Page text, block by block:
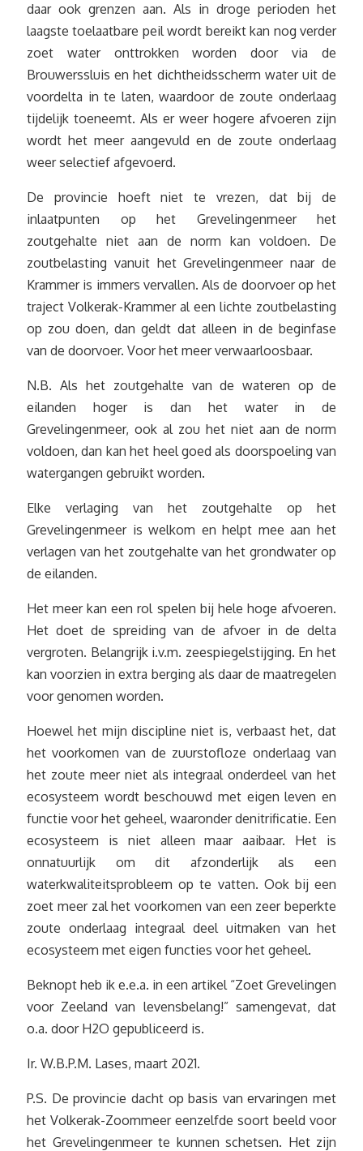
daar ook grenzen aan. Als in droge perioden het
laagste toelaatbare peil wordt bereikt kan nog verder
zoet water onttrokken worden door via de
Brouwerssluis en het dichtheidsscherm water uit de
voordelta in te laten, waardoor de zoute onderlaag
tijdelijk toeneemt. Als er weer hogere afvoeren zijn
wordt het meer aangevuld en de zoute onderlaag
weer selectief afgevoerd.
De provincie hoeft niet te vrezen, dat bij de
inlaatpunten op het Grevelingenmeer het
zoutgehalte niet aan de norm kan voldoen. De
zoutbelasting vanuit het Grevelingenmeer naar de
Krammer is immers vervallen. Als de doorvoer op het
traject Volkerak-Krammer al een lichte zoutbelasting
op zou doen, dan geldt dat alleen in de beginfase
van de doorvoer. Voor het meer verwaarloosbaar.
N.B. Als het zoutgehalte van de wateren op de
eilanden hoger is dan het water in de
Grevelingenmeer, ook al zou het niet aan de norm
voldoen, dan kan het heel goed als doorspoeling van
watergangen gebruikt worden.
Elke verlaging van het zoutgehalte op het
Grevelingenmeer is welkom en helpt mee aan het
verlagen van het zoutgehalte van het grondwater op
de eilanden.
Het meer kan een rol spelen bij hele hoge afvoeren.
Het doet de spreiding van de afvoer in de delta
vergroten. Belangrijk i.v.m. zeespiegelstijging. En het
kan voorzien in extra berging als daar de maatregelen
voor genomen worden.
Hoewel het mijn discipline niet is, verbaast het, dat
het voorkomen van de zuurstofloze onderlaag van
het zoute meer niet als integraal onderdeel van het
ecosysteem wordt beschouwd met eigen leven en
functie voor het geheel, waaronder denitrificatie. Een
ecosysteem is niet alleen maar aaibaar. Het is
onnatuurlijk om dit afzonderlijk als een
waterkwaliteitsprobleem op te vatten. Ook bij een
zoet meer zal het voorkomen van een zeer beperkte
zoute onderlaag integraal deel uitmaken van het
ecosysteem met eigen functies voor het geheel.
Beknopt heb ik e.e.a. in een artikel “Zoet Grevelingen
voor Zeeland van levensbelang!” samengevat, dat
o.a. door H2O gepubliceerd is.
Ir. W.B.P.M. Lases, maart 2021.
P.S. De provincie dacht op basis van ervaringen met
het Volkerak-Zoommeer eenzelfde soort beeld voor
het Grevelingenmeer te kunnen schetsen. Het zijn